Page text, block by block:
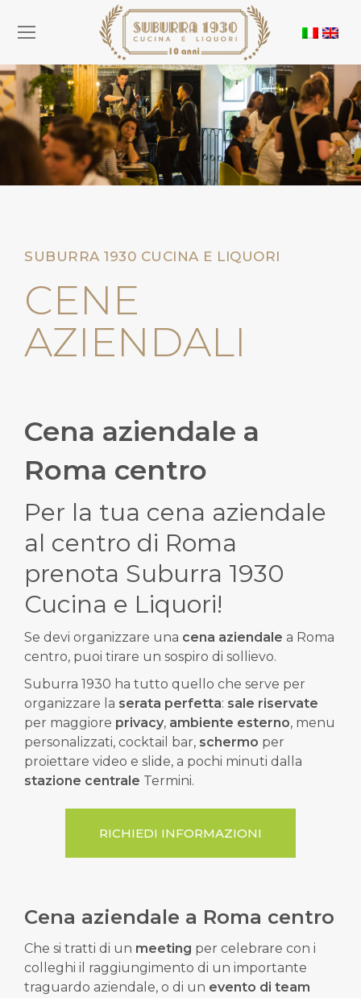
SUBURRA 1930 CUCINA E LIQUORI
CENE
AZIENDALI
Cena aziendale a
Roma centro
Per la tua cena aziendale
al centro di Roma
prenota Suburra 1930
Cucina e Liquori!
Se devi organizzare una cena aziendale a Roma
centro, puoi tirare un sospiro di sollievo.
Suburra 1930 ha tutto quello che serve per
organizzare la serata perfetta: sale riservate
per maggiore privacy, ambiente esterno, menu
personalizzati, cocktail bar, schermo per
proiettare video e slide, a pochi minuti dalla
stazione centrale Termini.
RICHIEDI INFORMAZIONI
Cena aziendale a Roma centro
Che si tratti di un meeting per celebrare con i
colleghi il raggiungimento di un importante
traguardo aziendale, o di un evento di team